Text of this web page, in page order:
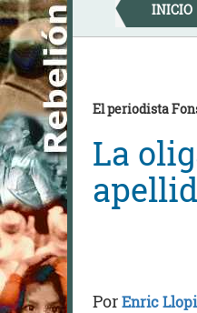
Skip
to
content
INICIO
El periodista
La
PorEnric